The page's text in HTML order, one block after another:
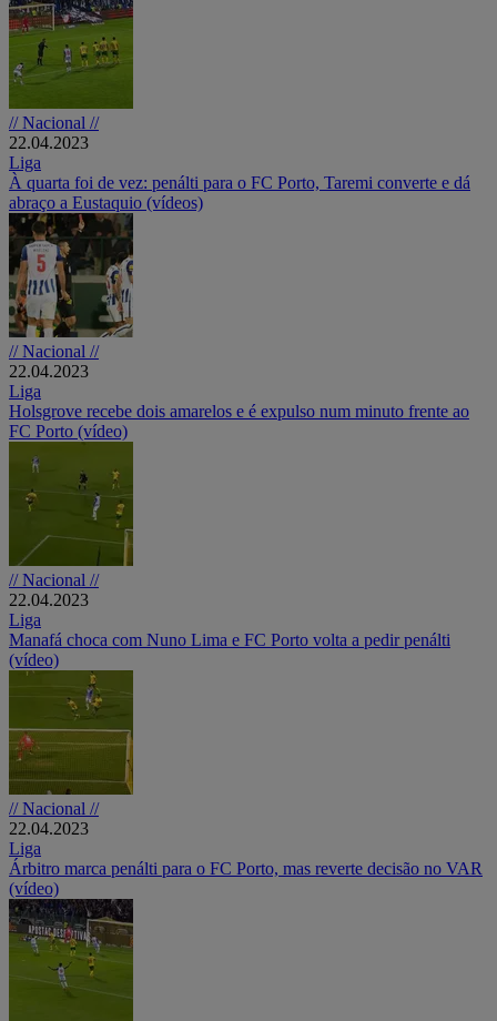
// Nacional //
22.04.2023
Liga
À quarta foi de vez: penálti para o FC Porto, Taremi converte e dá
abraço a Eustaquio (vídeos)
// Nacional //
22.04.2023
Liga
Holsgrove recebe dois amarelos e é expulso num minuto frente ao
FC Porto (vídeo)
// Nacional //
22.04.2023
Liga
Manafá choca com Nuno Lima e FC Porto volta a pedir penálti
(vídeo)
// Nacional //
22.04.2023
Liga
Árbitro marca penálti para o FC Porto, mas reverte decisão no VAR
(vídeo)